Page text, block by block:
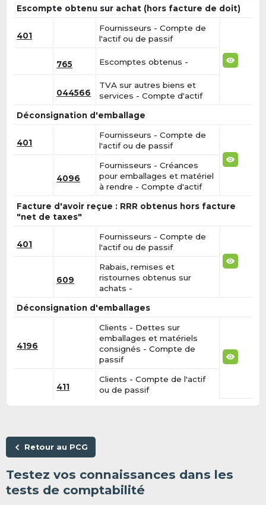
Escompte obtenu sur achat (hors facture de doit)
401
Fournisseurs - Compte de
l'actif ou de passif
765 Escomptes obtenus -
044566
TVA sur autres biens et
services - Compte d'actif
Déconsignation d'emballage
401
Fournisseurs - Compte de
l'actif ou de passif
4096
Fournisseurs - Créances
pour emballages et matériel
à rendre - Compte d'actif
Facture d'avoir reçue : RRR obtenus hors facture
"net de taxes"
401
Fournisseurs - Compte de
l'actif ou de passif
609
Rabais, remises et
ristournes obtenus sur
achats -
Déconsignation d'emballages
4196
Clients - Dettes sur
emballages et matériels
consignés - Compte de
passif
411
Clients - Compte de l'actif
ou de passif
Retour au PCG
Testez vos connaissances dans les
tests de comptabilité